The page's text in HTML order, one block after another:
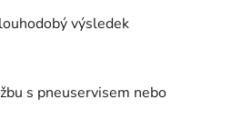
výsledek
s pneuservisem nebo